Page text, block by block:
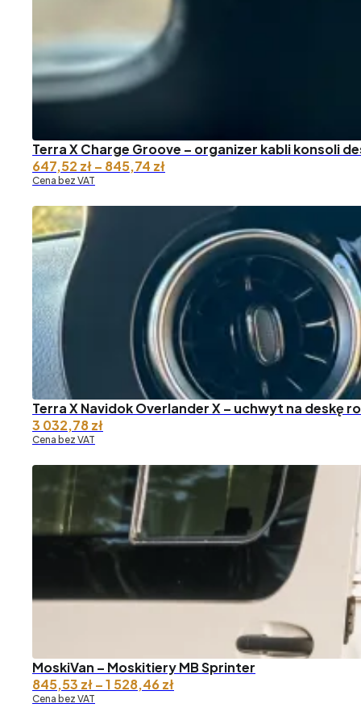
Terra X Charge Groove – organizer kabli konsoli
647,52 zł– 845,74 złZakres
do 845,74 zł
Cena bez VAT
Terra X Navidok Overlander X – uchwyt na deskę
3 032,78zł
Cena bez VAT
MoskiVan – Moskitiery MB Sprinter
845,53 zł–1 528,46złZakres
Cena bez VAT